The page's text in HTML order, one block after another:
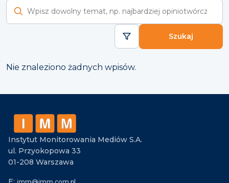
Szukaj
Nie znaleziono żadnych wpisów.
Instytut Monitorowania Mediów S.A.
ul. Przyokopowa 33
01-208 Warszawa
imm@imm.com.pl